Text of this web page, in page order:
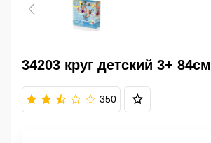
34203 круг детский 3+ 84см
350